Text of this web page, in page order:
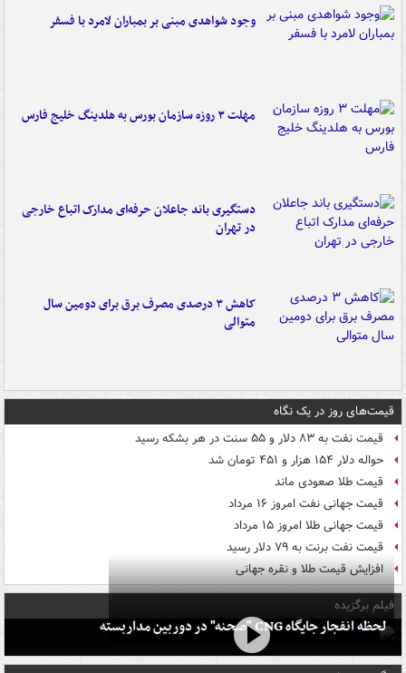
وجود شواهدی مبنی بر بمباران لامرد با فسفر
مهلت ۳ روزه سازمان بورس به هلدینگ خلیج فارس
دستگیری باند جاعلان حرفه‌ای مدارک اتباع خارجی
در تهران
کاهش ۳ درصدی مصرف برق برای دومین سال
متوالی
قیمت‌های روز در یک نگاه
قیمت نفت به ۸۳ دلار و ۵۵ سنت در هر بشکه رسید
حواله دلار ۱۵۴ هزار و ۴۵۱ تومان شد
قیمت طلا صعودی ماند
قیمت جهانی نفت امروز ۱۶ مرداد
قیمت جهانی طلا امروز ۱۵ مرداد
قیمت نفت برنت به ۷۹ دلار رسید
افزایش قیمت طلا و نقره جهانی
فیلم برگزیده
لحظه انفجار جایگاه CNG "صحنه" در دوربین مداربسته